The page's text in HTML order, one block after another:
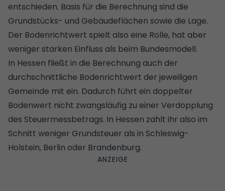
entschieden. Basis für die Berechnung sind die
Grundstücks- und Gebäudeflächen sowie die Lage.
Der Bodenrichtwert spielt also eine Rolle, hat aber
weniger starken Einfluss als beim Bundesmodell.
In Hessen fließt in die Berechnung auch der
durchschnittliche Bodenrichtwert der jeweiligen
Gemeinde mit ein. Dadurch führt ein doppelter
Bodenwert nicht zwangsläufig zu einer Verdopplung
des Steuermessbetrags. In Hessen zahlt ihr also im
Schnitt weniger Grundsteuer als in Schleswig-
Holstein, Berlin oder Brandenburg.